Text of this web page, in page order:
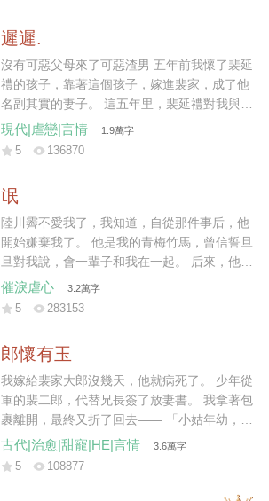
前。
遲遲.
沒有可惡父母來了可惡渣男 五年前我懷了裴延
禮的孩子，靠著這個孩子，嫁進裴家，成了他
名副其實的妻子。 這五年里，裴延禮對我與孩
子不聞不問，冷淡至極。 三天前，我與他的孩
子意外遭遇車禍而亡，他與白月光遠赴西利，
現代|虐戀|言情 1.9萬字
5 136870
氓
陸川霽不愛我了，我知道，自從那件事后，他
開始嫌棄我了。 他是我的青梅竹馬，曾信誓旦
旦對我說，會一輩子和我在一起。 后來，他遇
見另一個干凈明媚的女孩子。 「薇薇，我一直
拿你當妹妹看的。」
催淚虐心 3.2萬字
5 283153
郎懷有玉
我嫁給裴家大郎沒幾天，他就病死了。 少年從
軍的裴二郎，代替兄長簽了放妻書。 我拿著包
裹離開，最終又折了回去—— 「小姑年幼，太
母也需人照顧，放妻書我先收著，二叔且放心
去軍營，待日后咱們都安頓下了，我再離開不
古代|治愈|甜寵|HE|言情 3.6萬字
5 108877